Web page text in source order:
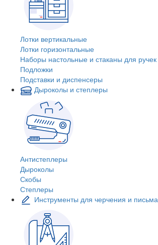
Лотки вертикальные
Лотки горизонтальные
Наборы настольные и стаканы для ручек
Подложки
Подставки и диспенсеры
Дыроколы и степлеры
Антистеплеры
Дыроколы
Скобы
Степлеры
Инструменты для черчения и письма